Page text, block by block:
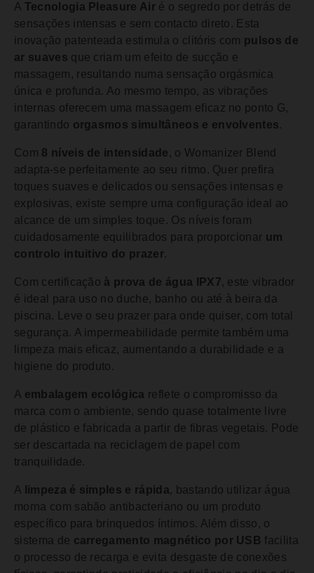
A Tecnologia Pleasure Air é o segredo por detrás de
sensações intensas e sem contacto direto. Esta
inovação patenteada estimula o clitóris com pulsos de
ar suaves que criam um efeito de sucção e
massagem, resultando numa sensação orgásmica
única e profunda. Ao mesmo tempo, as vibrações
internas oferecem uma massagem eficaz no ponto G,
garantindo orgasmos simultâneos e envolventes.
Com 8 níveis de intensidade , o Womanizer Blend
adapta-se perfeitamente ao seu ritmo. Quer prefira
toques suaves e delicados ou sensações intensas e
explosivas, existe sempre uma configuração ideal ao
alcance de um simples toque. Os níveis foram
cuidadosamente equilibrados para proporcionar um
controlo intuitivo do prazer.
Com certificação à prova de água IPX7, este vibrador
é ideal para uso no duche, banho ou até à beira da
piscina. Leve o seu prazer para onde quiser, com total
segurança. A impermeabilidade permite também uma
limpeza mais eficaz, aumentando a durabilidade e a
higiene do produto.
A embalagem ecológica reflete o compromisso da
marca com o ambiente, sendo quase totalmente livre
de plástico e fabricada a partir de fibras vegetais. Pode
ser descartada na reciclagem de papel com
tranquilidade.
A limpeza é simples e rápida, bastando utilizar água
morna com sabão antibacteriano ou um produto
específico para brinquedos íntimos. Além disso, o
sistema de carregamento magnético por USB facilita
o processo de recarga e evita desgaste de conexões